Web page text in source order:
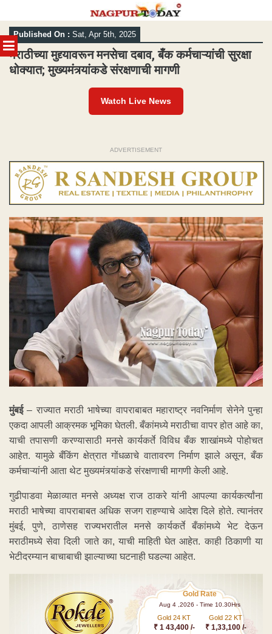
MENU
Skip
to
content
Published On : Sat, Apr 5th, 2025
मराठीच्या मुद्द्यावरून मनसेचा दबाव, बँक कर्मचाऱ्यांची सुरक्षा
धोक्यात; मुख्यमंत्र्यांकडे संरक्षणाची मागणी
Watch Live News
ADVERTISEMENT
मुंबई– राज्यात मराठी भाषेच्या वापराबाबत महाराष्ट्र नवनिर्माण सेनेने पुन्हा
एकदा आपली आक्रमक भूमिका घेतली. बँकांमध्ये मराठीचा वापर होत आहे का,
याची तपासणी करण्यासाठी मनसे कार्यकर्ते विविध बँक शाखांमध्ये पोहोचत
आहेत. यामुळे बँकिंग क्षेत्रात गोंधळाचे वातावरण निर्माण झाले असून, बँक
कर्मचाऱ्यांनी आता थेट मुख्यमंत्र्यांकडे संरक्षणाची मागणी केली आहे.
गुढीपाडवा मेळाव्यात मनसे अध्यक्ष राज ठाकरे यांनी आपल्या कार्यकर्त्यांना
मराठी भाषेच्या वापराबाबत अधिक सजग राहण्याचे आदेश दिले होते. त्यानंतर
मुंबई, पुणे, ठाणेसह राज्यभरातील मनसे कार्यकर्ते बँकांमध्ये भेट देऊन
मराठीमध्ये सेवा दिली जाते का, याची माहिती घेत आहेत. काही ठिकाणी या
भेटीदरम्यान बाचाबाची झाल्याच्या घटनाही घडल्या आहेत.
Gold Rate
Aug 4 ,2026 - Time 10.30Hrs
Gold 24 KT
₹ 1 43,400 /-
Gold 22 KT
₹ 1,33,100 /-